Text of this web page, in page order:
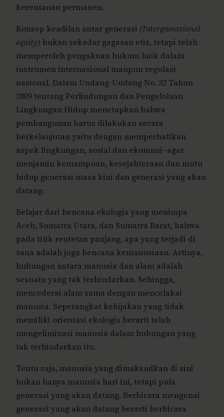
kerentanan permanen.
Konsep keadilan antar generasi (Intergnerational
equity) bukan sekadar gagasan etis, tetapi telah
memperoleh pengakuan hukum baik dalam
instrumen internasional maupun regulasi
nasional. Dalam Undang-Undang No. 32 Tahun
2009 tentang Perlindungan dan Pengelolaan
Lingkungan Hidup menetapkan bahwa
pembangunan harus dilakukan secara
berkelanjutan yaitu dengan memperhatikan
aspek lingkungan, sosial dan ekonomi–agar
menjamin kemampuan, kesejahteraan dan mutu
hidup generasi masa kini dan generasi yang akan
datang.
Belajar dari bencana ekologis yang menimpa
Aceh, Sumatra Utara, dan Sumatra Barat, bahwa
pada titik rentetan panjang, apa yang terjadi di
sana adalah juga bencana kemanusiaan. Artinya,
hubungan antara manusia dan alam adalah
sesuatu yang tak terhindarkan. Sehingga,
mencederai alam sama dengan mencelakai
manusia. Seperangkat kebijakan yang tidak
memiliki orientasi ekologis berarti telah
mengeliminasi manusia dalam hubungan yang
tak terhindarkan itu.
Tentu saja, manusia yang dimaksudkan di sini
bukan hanya manusia hari ini, tetapi pula
generasi yang akan datang. Berbicara mengenai
generasi yang akan datang berarti berbicara